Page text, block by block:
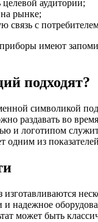
целевой аудитории;
рынке;
связь с
имеют
подходят?
символикой
раздавать во
и логотипом
одним из
надежное
может быть